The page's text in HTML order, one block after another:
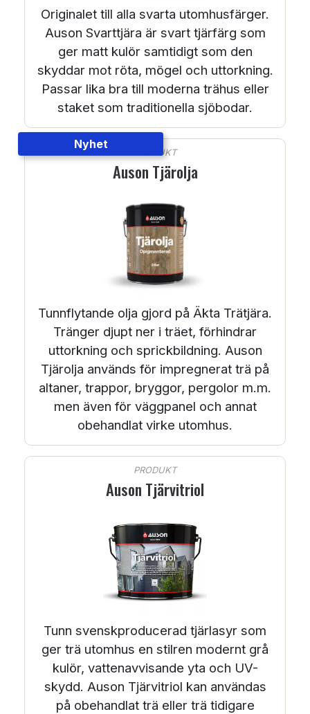
Originalet till alla svarta utomhusfärger.
Auson Svarttjära är svart tjärfärg som
ger matt kulör samtidigt som den
skyddar mot röta, mögel och uttorkning.
Passar lika bra till moderna trähus eller
staket som traditionella sjöbodar.
PRODUKT
Nyhet
Auson Tjärolja
Tunnflytande olja gjord på Äkta Trätjära.
Tränger djupt ner i träet, förhindrar
uttorkning och sprickbildning. Auson
Tjärolja används för impregnerat trä på
altaner, trappor, bryggor, pergolor m.m.
men även för väggpanel och annat
obehandlat virke utomhus.
PRODUKT
Auson Tjärvitriol
Tunn svenskproducerad tjärlasyr som
ger trä utomhus en stilren modernt grå
kulör, vattenavvisande yta och UV-
skydd. Auson Tjärvitriol kan användas
på obehandlat trä eller trä tidigare